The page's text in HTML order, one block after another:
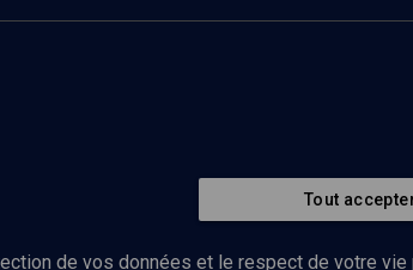
Tout
de vos données et le respect de votre